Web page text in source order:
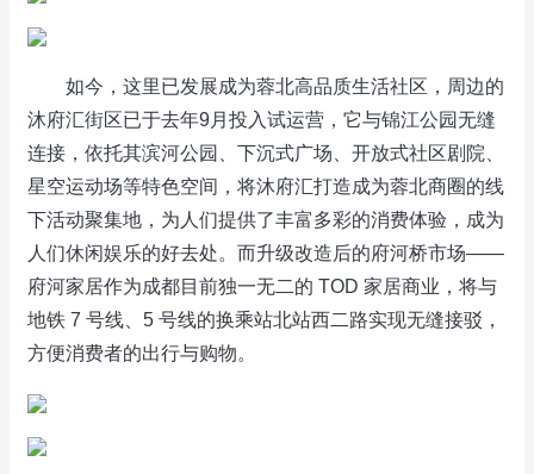
如今，这里已发展成为蓉北高品质生活社区，周边的
沐府汇街区已于去年9月投入试运营，它与锦江公园无缝
连接，依托其滨河公园、下沉式广场、开放式社区剧院、
星空运动场等特色空间，将沐府汇打造成为蓉北商圈的线
下活动聚集地，为人们提供了丰富多彩的消费体验，成为
人们休闲娱乐的好去处。而升级改造后的府河桥市场——
府河家居作为成都目前独一无二的 TOD 家居商业，将与
地铁 7 号线、5 号线的换乘站北站西二路实现无缝接驳，
方便消费者的出行与购物。